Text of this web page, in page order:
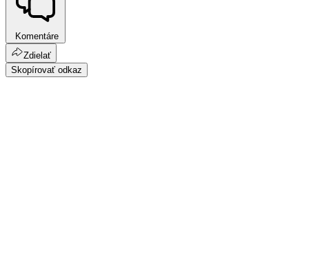
Komentáre
Zdielať
Skopírovať odkaz